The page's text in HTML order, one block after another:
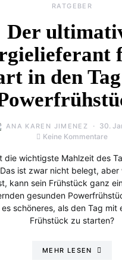
RATGEBER
Der
in den
ANA KAREN JIMENEZ
30.
Keine Kommentare
die wichtigste Mahlzeit des
ist zwar nicht belegt,
kann sein Frühstück ganz
gesunden
schöneres, als den Tag mit
Frühstück zu starten?
MEHR LESEN